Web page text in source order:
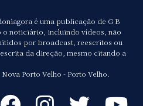
é uma publicação de G B
o noticiário, incluindo vídeos, não
por broadcast, reescritos ou
da direção, mesmo citando a
Porto Velho - Porto Velho.